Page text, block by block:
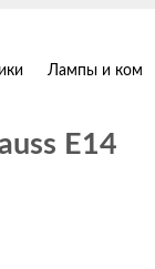
Лампы и
E14